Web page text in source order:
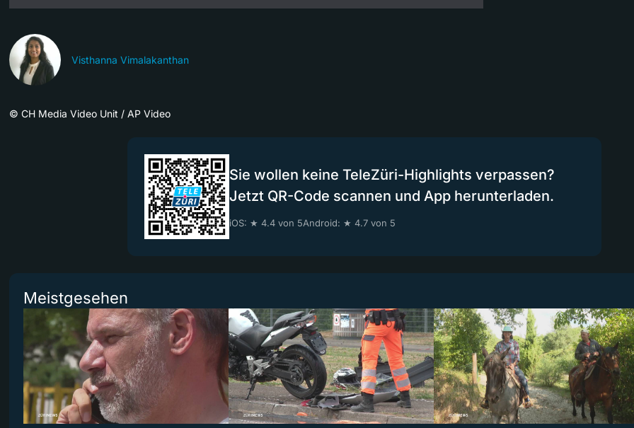
Visthanna Vimalakanthan
© CH Media Video Unit / AP Video
Sie wollen keine TeleZüri-Highlights verpassen?
Jetzt QR-Code scannen und App herunterladen.
iOS: ★ 4.4 von 5Android: ★ 4.7 von 5
Meistgesehen